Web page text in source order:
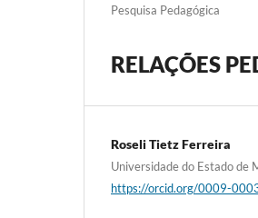
Pesquisa Pedagógica
RELAÇÕES
Roseli Tietz Ferreira
Universidade do Estado de
https://orcid.org/0009-